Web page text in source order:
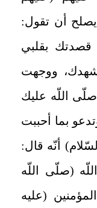
يصلح أن تقول:
قصدتك بقلبي
ووجهت
صلّى اللّه عليك
بما أحببت‏
أنّه قال:
(صلّى اللّه
(عليه